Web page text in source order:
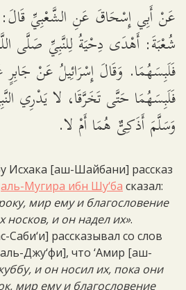
عَنْ أَبِي إِسْحَاقَ عَنِ الشَّعْبِيِّ قَالَ:
شُعْبَةَ: أَهْدَى دِحْيَةُ لِلنَّبِيِّ صَلَّى
فَلَبِسَهُمَا. وَقَالَ إِسْرَائِيلُ عَنْ
فَلَبِسَهُمَا حَتَّى تَخَرَّقَا، لا يَدْرِي
وَسَلَّمَ أَذَكِىٌّ هُمَا أَمْ لا.
Исхака [аш-Шайбани] рассказ
аль-Мугира ибн Шу‘ба сказал:
мир ему и благословение
носков, и он надел их».
рассказывал со слов
Джу‘фи], что ‘Амир [аш-
и он носил их, пока они
мир ему и благословение